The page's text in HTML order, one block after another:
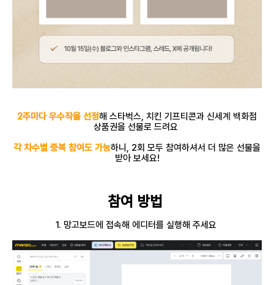
2주마다 우수작을 선정해 스타벅스, 치킨 기프티콘과 신세계 백화점
상품권을 선물로 드려요
각 차수별 중복 참여도 가능하니, 2회 모두 참여하셔서 더 많은 선물을
받아 보세요!
참여 방법
1. 망고보드에 접속해 에디터를 실행해 주세요